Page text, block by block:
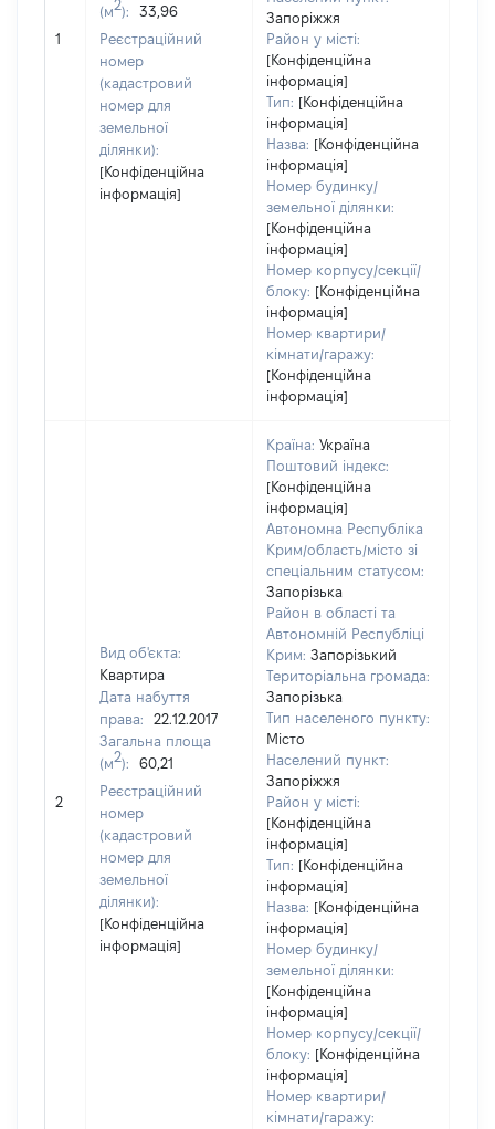
1
(м2):
33,96
Реєстраційний
номер
(кадастровий
номер для
земельної
ділянки):
[Конфіденційна
інформація]
Запоріжжя
Район у місті:
[Конфіденційна
інформація]
Тип: [Конфіденційна
інформація]
Назва: [Конфіденційна
інформація]
Номер будинку/
земельної ділянки:
[Конфіденційна
інформація]
Номер корпусу/секції/
блоку: [Конфіденційна
інформація]
Номер квартири/
кімнати/гаражу:
[Конфіденційна
інформація]
2
Вид об'єкта:
Квартира
Дата набуття
права:
22.12.2017
Загальна площа
(м2):
60,21
Реєстраційний
номер
(кадастровий
номер для
земельної
ділянки):
[Конфіденційна
інформація]
Країна: Україна
Поштовий індекс:
[Конфіденційна
інформація]
Автономна Республіка
Крим/область/місто зі
спеціальним статусом:
Запорізька
Район в області та
Автономній Республіці
Крим: Запорізький
Територіальна громада:
Запорізька
Тип населеного пункту:
Місто
Населений пункт:
Запоріжжя
Район у місті:
[Конфіденційна
інформація]
Тип: [Конфіденційна
інформація]
Назва: [Конфіденційна
інформація]
Номер будинку/
земельної ділянки:
[Конфіденційна
інформація]
Номер корпусу/секції/
блоку: [Конфіденційна
інформація]
Номер квартири/
кімнати/гаражу: